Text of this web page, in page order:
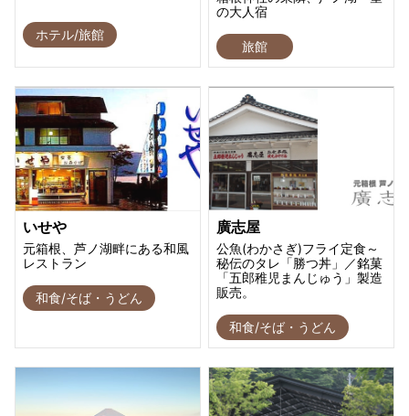
ホテル/旅館
の大人宿
旅館
いせや
元箱根、芦ノ湖畔にある和風
レストラン
和食/そば・うどん
廣志屋
公魚(わかさぎ)フライ定食～
秘伝のタレ「勝つ丼」／銘菓
「五郎稚児まんじゅう」製造
販売。
和食/そば・うどん